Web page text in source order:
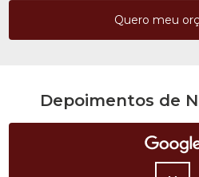
Quero meu
Depoimentos de